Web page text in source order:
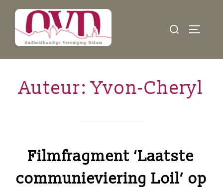
inhoud
Zoek
Auteur:Yvon-Cheryl
Filmfragment ‘Laatste
communieviering Loil’ op